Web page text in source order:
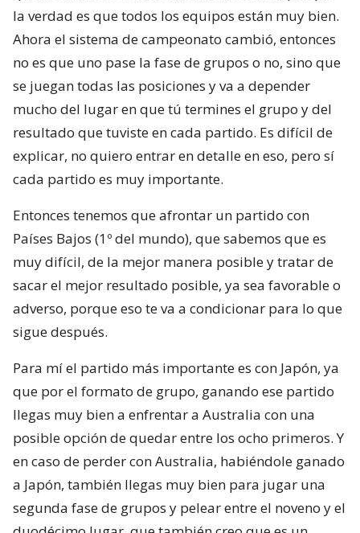
la verdad es que todos los equipos están muy bien.
Ahora el sistema de campeonato cambió, entonces
no es que uno pase la fase de grupos o no, sino que
se juegan todas las posiciones y va a depender
mucho del lugar en que tú termines el grupo y del
resultado que tuviste en cada partido. Es difícil de
explicar, no quiero entrar en detalle en eso, pero sí
cada partido es muy importante.
Entonces tenemos que afrontar un partido con
Países Bajos (1º del mundo), que sabemos que es
muy difícil, de la mejor manera posible y tratar de
sacar el mejor resultado posible, ya sea favorable o
adverso, porque eso te va a condicionar para lo que
sigue después.
Para mí el partido más importante es con Japón, ya
que por el formato de grupo, ganando ese partido
llegas muy bien a enfrentar a Australia con una
posible opción de quedar entre los ocho primeros. Y
en caso de perder con Australia, habiéndole ganado
a Japón, también llegas muy bien para jugar una
segunda fase de grupos y pelear entre el noveno y el